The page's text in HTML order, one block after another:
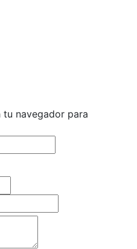
navegador para